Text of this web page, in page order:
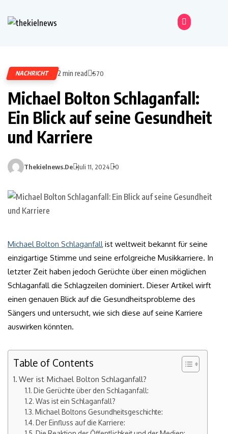
NACHRICHT 2 min read 570
Michael Bolton Schlaganfall:
Ein Blick auf seine Gesundheit
und Karriere
Thekielnews.de Juli 11, 2024 0
Michael Bolton Schlaganfallist weltweit bekannt für seine
einzigartige Stimme und seine erfolgreiche Musikkarriere. In
letzter Zeit haben jedoch Gerüchte über einen möglichen
Schlaganfall die Schlagzeilen dominiert. Dieser Artikel wirft
einen genauen Blick auf die Gesundheitsprobleme des
Sängers und untersucht, wie sich diese auf seine Karriere
auswirken könnten.
Table of Contents
Wer ist Michael Bolton Schlaganfall?
Die Gerüchte über den Schlaganfall:
Was ist ein Schlaganfall?
Michael Boltons Gesundheitsgeschichte:
Der Einfluss auf die Karriere: